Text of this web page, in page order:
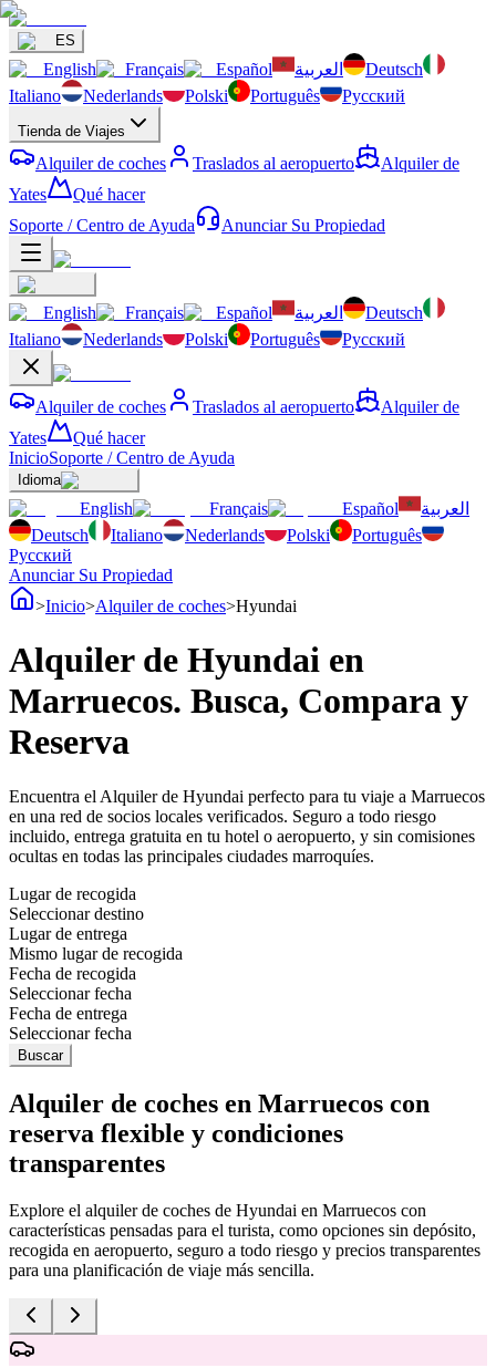
ES
English Français Español العربية
Deutsch
Italiano
Nederlands Polski Português Русский
Tienda de Viajes
Alquiler de coches Traslados al aeropuerto
Alquiler de
Yates
Qué hacer
Soporte / Centro de Ayuda
Anunciar Su Propiedad
English Français Español العربية
Deutsch
Italiano
Nederlands Polski Português Русский
Alquiler de coches Traslados al aeropuerto
Alquiler de
Yates
Qué hacer
InicioSoporte / Centro de Ayuda
Idioma
English Français Español
العربية
Deutsch
Italiano Nederlands Polski
Português
Русский
Anunciar Su Propiedad
>Inicio>Alquiler de coches>Hyundai
Alquiler de Hyundai en
Marruecos. Busca, Compara y
Reserva
Encuentra el Alquiler de Hyundai perfecto para tu viaje a Marruecos
en una red de socios locales verificados. Seguro a todo riesgo
incluido, entrega gratuita en tu hotel o aeropuerto, y sin comisiones
ocultas en todas las principales ciudades marroquíes.
Lugar de recogida
Seleccionar destino
Lugar de entrega
Mismo lugar de recogida
Fecha de recogida
Seleccionar fecha
Fecha de entrega
Seleccionar fecha
Buscar
Alquiler de coches en Marruecos con
reserva flexible y condiciones
transparentes
Explore el alquiler de coches de Hyundai en Marruecos con
características pensadas para el turista, como opciones sin depósito,
recogida en aeropuerto, seguro a todo riesgo y precios transparentes
para una planificación de viaje más sencilla.